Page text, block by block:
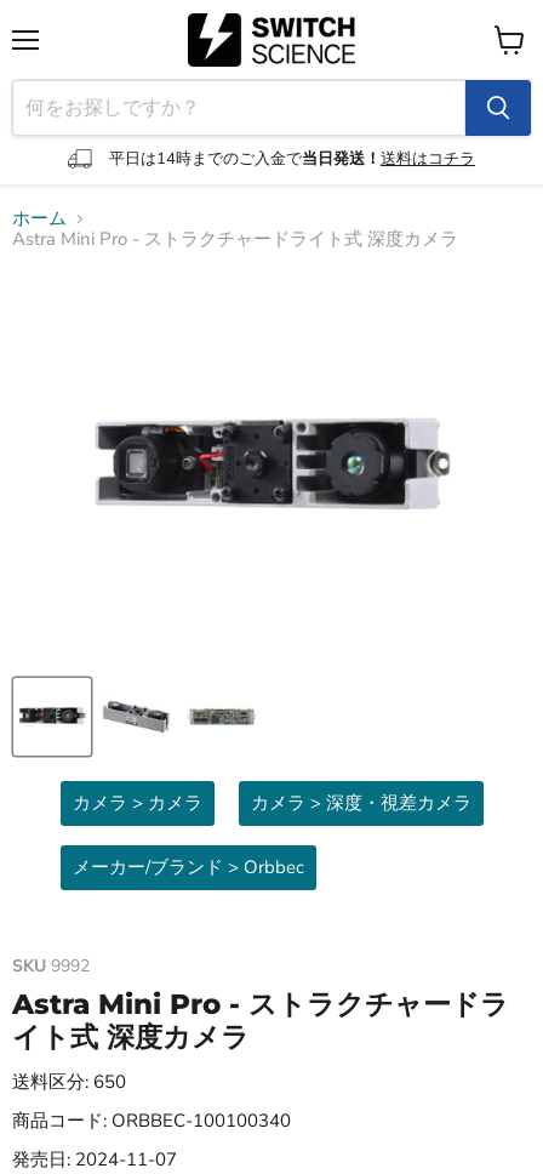
ニ
ュ
ー
平日は14時までのご入金で当日発送！ 送料はコチラ
カ
ー
ト
を
見
ホーム
Astra Mini Pro - ストラクチャードライト式 深度カメラ
カメラ > カメラ カメラ > 深度・視差カメラ
メーカー/ブランド > Orbbec
SKU 9992
Astra Mini Pro - ストラクチャードラ
イト式 深度カメラ
送料区分: 650
商品コード: ORBBEC-100100340
発売日: 2024-11-07